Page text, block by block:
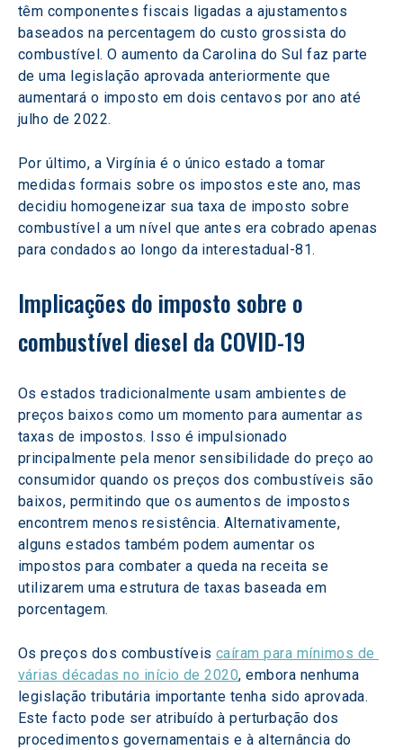
têm componentes fiscais ligadas a ajustamentos
baseados na percentagem do custo grossista do
combustível. O aumento da Carolina do Sul faz parte
de uma legislação aprovada anteriormente que
aumentará o imposto em dois centavos por ano até
julho de 2022.
Por último, a Virgínia é o único estado a tomar
medidas formais sobre os impostos este ano, mas
decidiu homogeneizar sua taxa de imposto sobre
combustível a um nível que antes era cobrado apenas
para condados ao longo da interestadual-81.
Implicações do imposto sobre o
combustível diesel da COVID-19
Os estados tradicionalmente usam ambientes de
preços baixos como um momento para aumentar as
taxas de impostos. Isso é impulsionado
principalmente pela menor sensibilidade do preço ao
consumidor quando os preços dos combustíveis são
baixos, permitindo que os aumentos de impostos
encontrem menos resistência. Alternativamente,
alguns estados também podem aumentar os
impostos para combater a queda na receita se
utilizarem uma estrutura de taxas baseada em
porcentagem.
Os preços dos combustíveis caíram para mínimos de
várias décadas no início de 2020, embora nenhuma
legislação tributária importante tenha sido aprovada.
Este facto pode ser atribuído à perturbação dos
procedimentos governamentais e à alternância do